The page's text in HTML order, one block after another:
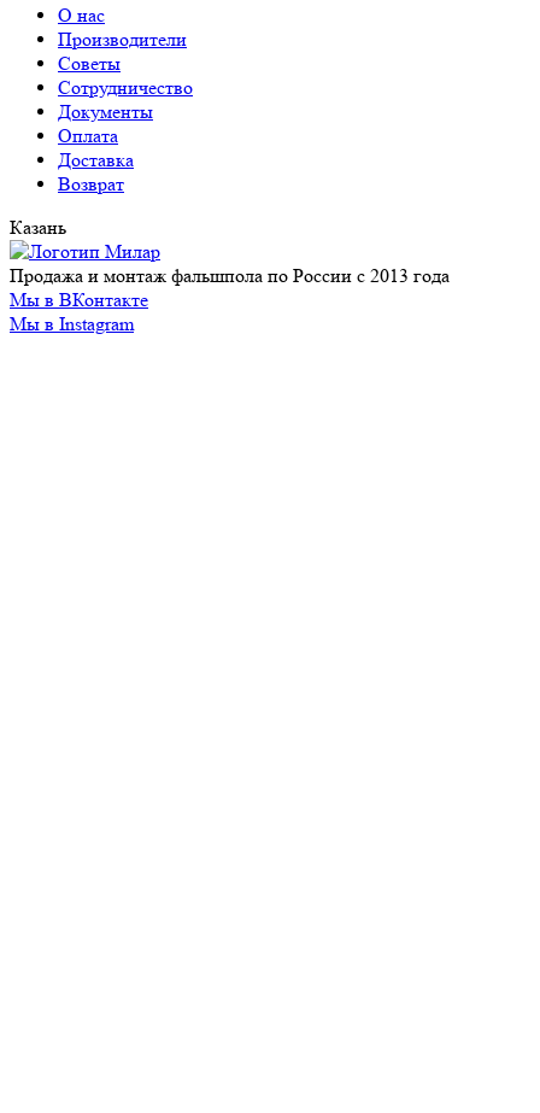
О нас
Производители
Советы
Сотрудничество
Документы
Оплата
Доставка
Возврат
Казань
Продажа и монтаж фальшпола по России с 2013 года
Мы в ВКонтакте
Мы в Instagram